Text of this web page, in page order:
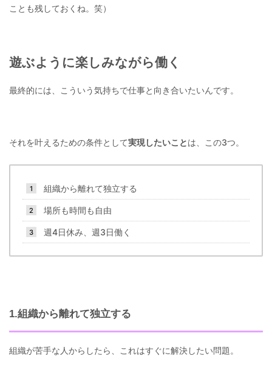
ことも残しておくね。笑）
遊ぶように楽しみながら働く
最終的には、こういう気持ちで仕事と向き合いたいんです。
それを叶えるための条件として実現したいことは、この3つ。
組織から離れて独立する
場所も時間も自由
週4日休み、週3日働く
1.組織から離れて独立する
組織が苦手な人からしたら、これはすぐに解決したい問題。